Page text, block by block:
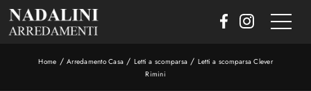
Home / Arredamento Casa / Letti a scomparsa / Letti a scomparsa Clever
Rimini